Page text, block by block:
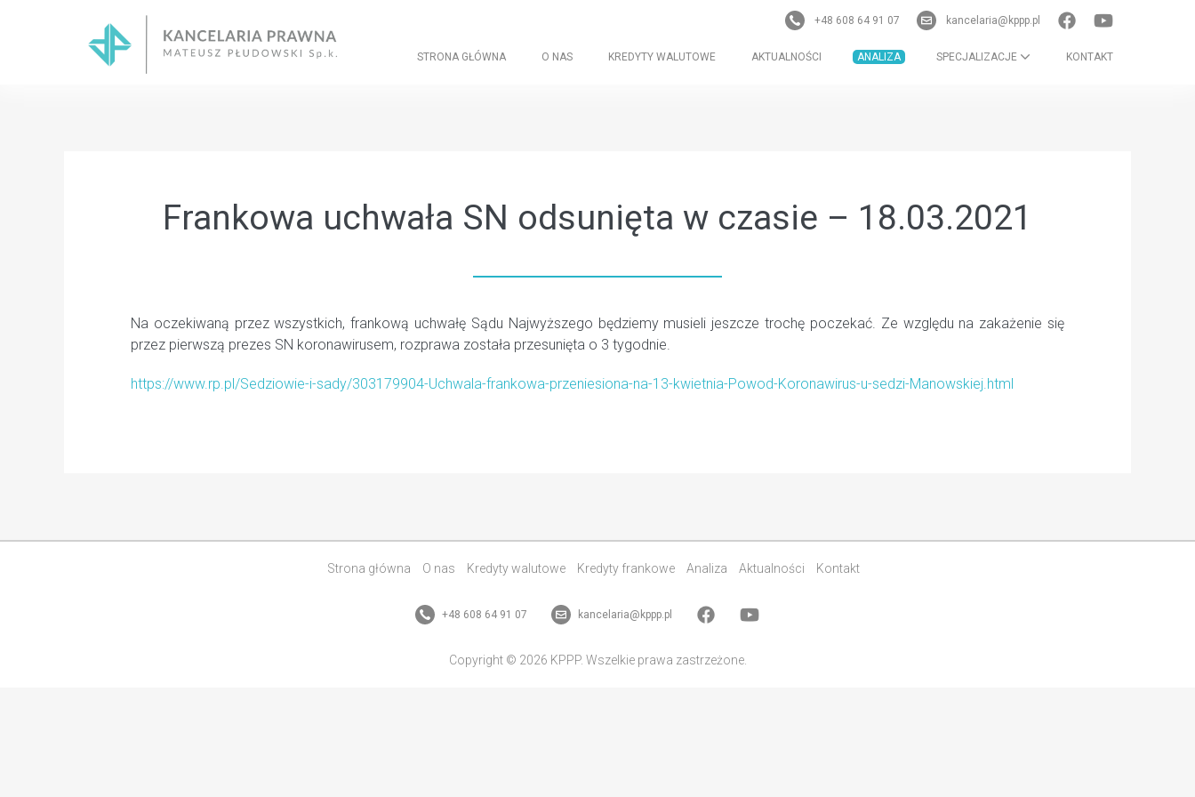
+48 608 64 91 07 kancelaria@kppp.pl
STRONA GŁÓWNA O NAS KREDYTY WALUTOWE AKTUALNOŚCI ANALIZA SPECJALIZACJE KONTAKT
Frankowa uchwała SN odsunięta w czasie – 18.03.2021
Na oczekiwaną przez wszystkich, frankową uchwałę Sądu Najwyższego będziemy musieli jeszcze trochę poczekać. Ze względu na zakażenie się
przez pierwszą prezes SN koronawirusem, rozprawa została przesunięta o 3 tygodnie.
https://www.rp.pl/Sedziowie-i-sady/303179904-Uchwala-frankowa-przeniesiona-na-13-kwietnia-Powod-Koronawirus-u-sedzi-Manowskiej.html
Strona główna O nas Kredyty walutowe Kredyty frankowe Analiza Aktualności Kontakt
+48 608 64 91 07 kancelaria@kppp.pl
Copyright © 2026 KPPP. Wszelkie prawa zastrzeżone.